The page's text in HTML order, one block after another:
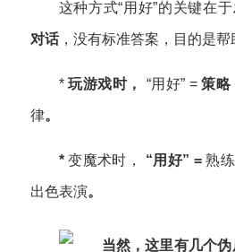
这种方式“用好”的关键在于
对话，没有标准答案，目的是帮
*玩游戏时， “用好” =策略
律。
*变魔术时， “用好” =熟
出色表演。